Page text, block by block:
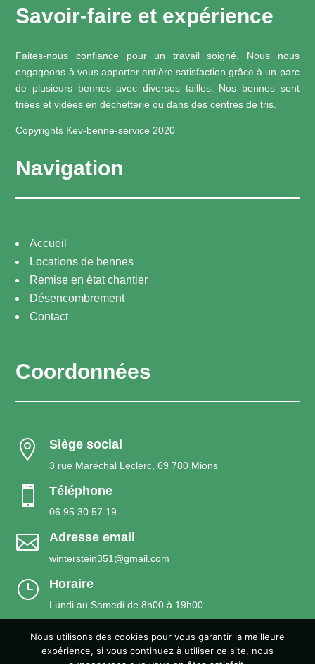
Savoir-faire et expérience
Faites-nous confiance pour un travail soigné. Nous nous
engageons à vous apporter entière satisfaction grâce à un parc
de plusieurs bennes avec diverses tailles. Nos bennes sont
triées et vidées en déchetterie ou dans des centres de tris.
Copyrights Kev-benne-service 2020
Navigation
Accueil
Locations de bennes
Remise en état chantier
Désencombrement
Contact
Coordonnées
 Siège social
3 rue Maréchal Leclerc, 69 780 Mions
 Téléphone
06 95 30 57 19
 Adresse email
winterstein351@gmail.com
} Horaire
Lundi au Samedi de 8h00 à 19h00
Nous utilisons des cookies pour vous garantir la meilleure
expérience, si vous continuez à utiliser ce site, nous